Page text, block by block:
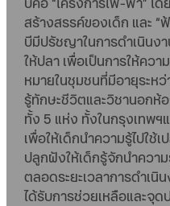
สร้างสรรค์ของเด็ก และ
บีมีปรัชญาในการดำเนินง
ให้ปลา เพื่อเป็นการให้คว
หมายในชุมชนที่มีอายุระหว่
รู้ทักษะชีวิตและวิชานอกห้
ทั้ง 5 แห่ง ทั้งในกรุงเทพ
เพื่อให้เด็กนำความรู้ไปใช้
ปลูกฝังให้เด็กรู้จักนำควา
ตลอดระยะเวลาการดำเนิ
ได้รับการช่วยเหลือและจุด